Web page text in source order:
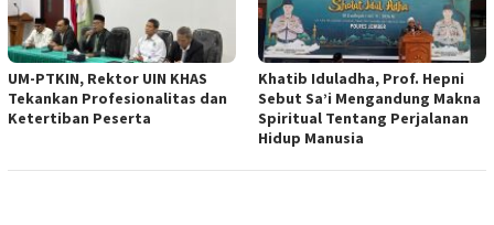
UM-PTKIN, Rektor UIN KHAS
Tekankan Profesionalitas dan
Ketertiban Peserta
Khatib Iduladha, Prof. Hepni
Sebut Sa’i Mengandung Makna
Spiritual Tentang Perjalanan
Hidup Manusia